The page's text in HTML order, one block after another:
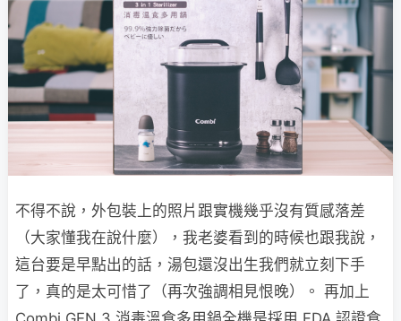
不得不說，外包裝上的照片跟實機幾乎沒有質感落差
（大家懂我在說什麼），我老婆看到的時候也跟我說，
這台要是早點出的話，湯包還沒出生我們就立刻下手
了，真的是太可惜了（再次強調相見恨晚）。 再加上